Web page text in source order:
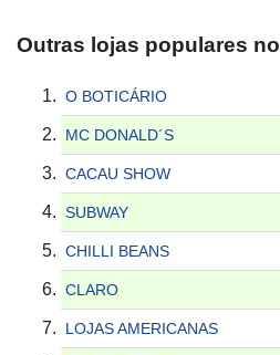
Outras lojas populares no
O BOTICÁRIO
MC DONALD´S
CACAU SHOW
SUBWAY
CHILLI BEANS
CLARO
LOJAS AMERICANAS